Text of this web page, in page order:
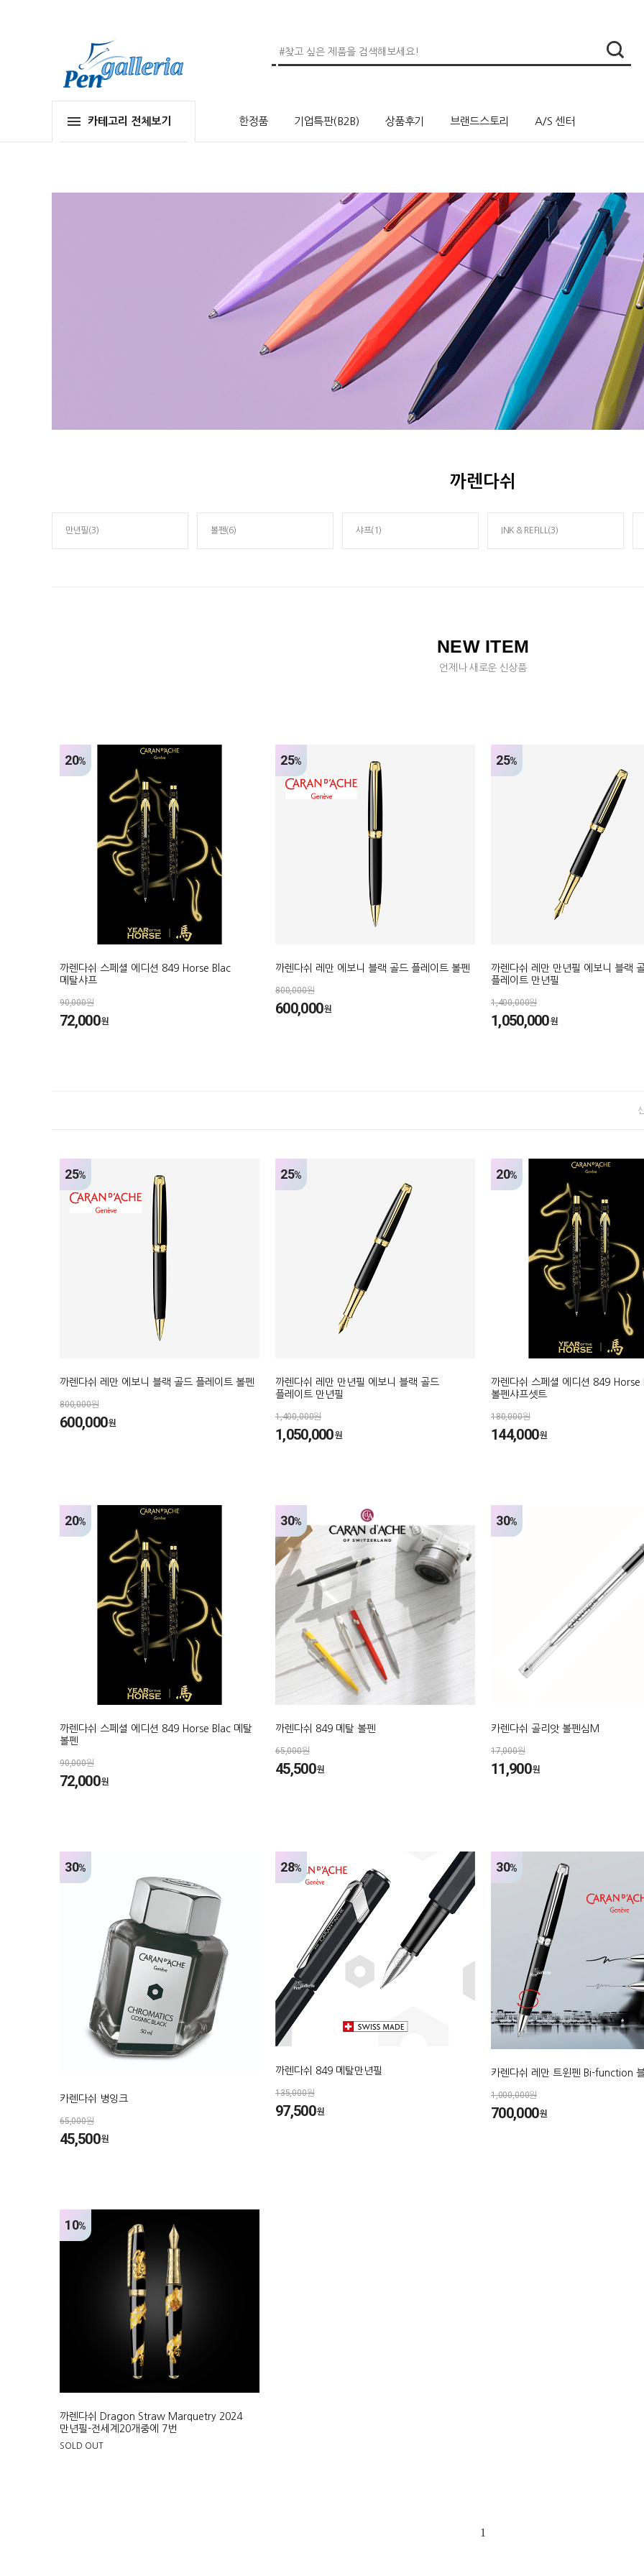
카테고리 전체보기 한정품 기업특판(B2B) 상품후기 브랜드스토리 A/S 센터
까렌다쉬
만년필(3) 볼펜(6) 샤프(1) INK & REFILL(3)
NEW ITEM
언제나 새로운 신상품
20%
까렌다쉬 스페셜 에디션 849 Horse Blac
메탈샤프
90,000원
72,000원
25%
까렌다쉬 레만 에보니 블랙 골드 플레이트 볼펜
800,000원
600,000원
25%
까렌다쉬 레만 만년필 에보니 블랙
플레이트 만년필
1,400,000원
1,050,000원
25%
까렌다쉬 레만 에보니 블랙 골드 플레이트 볼펜
800,000원
600,000원
25%
까렌다쉬 레만 만년필 에보니 블랙 골드
플레이트 만년필
1,400,000원
1,050,000원
20%
까렌다쉬 스페셜 에디션 849 Horse
볼펜샤프셋트
180,000원
144,000원
20%
까렌다쉬 스페셜 에디션 849 Horse Blac 메탈
볼펜
90,000원
72,000원
30%
까렌다쉬 849 메탈 볼펜
65,000원
45,500원
30%
카렌다쉬 골리앗 볼펜심M
17,000원
11,900원
30%
카렌다쉬 병잉크
65,000원
45,500원
28%
까렌다쉬 849 메탈만년필
135,000원
97,500원
30%
카렌다쉬 레만 트윈펜 Bi-function
1,000,000원
700,000원
10%
까렌다쉬 Dragon Straw Marquetry 2024
만년필-전세계20개중에 7번
SOLD OUT
1